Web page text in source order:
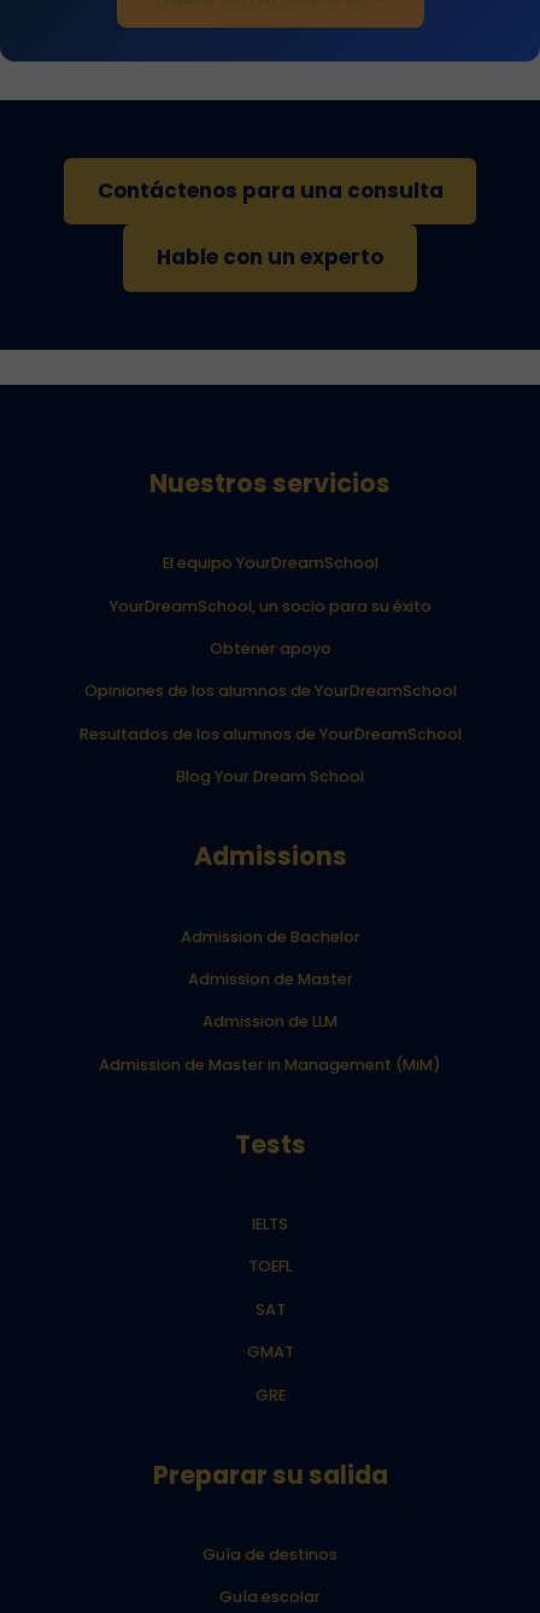
Contáctenos para una consulta
Hable con un experto
Nuestros servicios
El equipo YourDreamSchool
YourDreamSchool, un socio para su éxito
Obtener apoyo
Opiniones de los alumnos de YourDreamSchool
Resultados de los alumnos de YourDreamSchool
Blog Your Dream School
Admissions
Admission de Bachelor
Admission de Master
Admission de LLM
Admission de Master in Management (MiM)
Tests
IELTS
TOEFL
SAT
GMAT
GRE
Preparar su salida
Guía de destinos
Guía escolar